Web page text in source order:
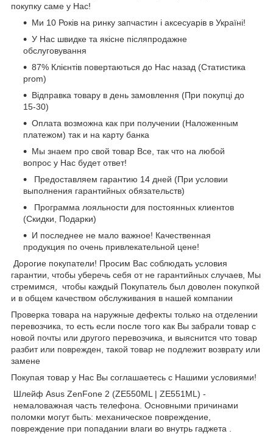
покупку саме у Нас!
Ми 10 Років на ринку запчастин і аксесуарів в Україні!
У Нас швидке та якісне післяпродажне
обслуговування
87% Клієнтів повертаються до Нас назад (Статистика
prom)
Відправка товару в день замовлення (При покупці до
15-30)
Оплата возможна как при получении (Наложенным
платежом) так и на карту банка
Мы знаем про свой товар Все, так что на любой
вопрос у Нас будет ответ!
Предоставляем гарантию 14 дней (При условии
выполнения гарантийных обязательств)
Программа лояльности для постоянных клиентов
(Скидки, Подарки)
И последнее не мало важное! Качественная
продукция по очень привлекательной цене!
Дорогие покупатели! Просим Вас соблюдать условия
гарантии, чтобы уберечь себя от не гарантийных случаев, Мы
стремимся, чтобы каждый Покупатель был доволен покупкой
и в общем качеством обслуживания в нашей компании
Проверка товара на наружные дефекты только на отделении
перевозчика, то есть если после того как Вы забрали товар с
новой почты или другого перевозчика, и выяснится что товар
разбит или поврежден, такой товар не подлежит возврату или
замене
Покупая товар у Нас Вы соглашаетесь с Нашими условиями!
Шлейф Asus ZenFone 2 (ZE550ML | ZE551ML) -
немаловажная часть телефона. Основными причинами
поломки могут быть: механическое повреждение,
повреждение при попадании влаги во внутрь гаджета .